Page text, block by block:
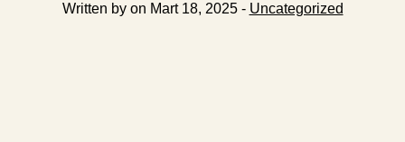
Written by on Mart 18, 2025 - Uncategorized